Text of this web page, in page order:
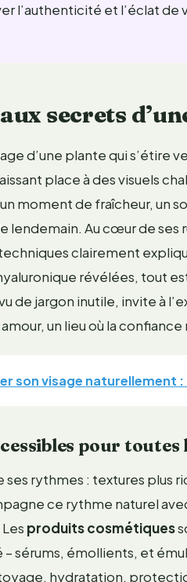
l’authenticité et l’éclat
secrets
d’une plante qui s’étire
place à des visuels
moment de fraîcheur, un
lendemain. Au cœur de ses
clairement
révélées, tout
de jargon inutile, invite à
un lieu où la confiance
son visage naturellement
pour toutes
ses rythmes : textures plus
ce rythme naturel
produits cosmétiques
sérums, émollients, et
hydratation,